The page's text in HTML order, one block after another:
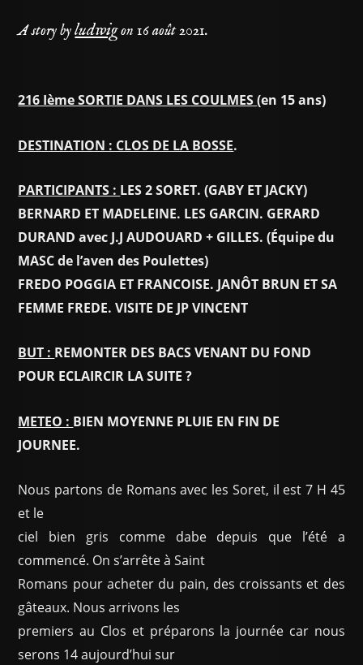
A story byludwigon16 août 2021.
216 Ième SORTIE DANS LES COULMES(en 15 ans)
DESTINATION : CLOS DE LA BOSSE.
PARTICIPANTS : LES 2 SORET. (GABY ET JACKY)
BERNARD ET MADELEINE. LES GARCIN. GERARD
DURAND avec J.J AUDOUARD + GILLES. (Équipe du
MASC de l’aven des Poulettes)
FREDO POGGIA ET FRANCOISE. JANÔT BRUN ET SA
FEMME FREDE. VISITE DE JP VINCENT
BUT : REMONTER DES BACS VENANT DU FOND
POUR ECLAIRCIR LA SUITE ?
METEO : BIEN MOYENNE PLUIE EN FIN DE
JOURNEE.
Nous partons de Romans avec les Soret, il est 7 H 45
et le
ciel bien gris comme dabe depuis que l’été a
commencé. On s’arrête à Saint
Romans pour acheter du pain, des croissants et des
gâteaux. Nous arrivons les
premiers au Clos et préparons la journée car nous
serons 14 aujourd’hui sur